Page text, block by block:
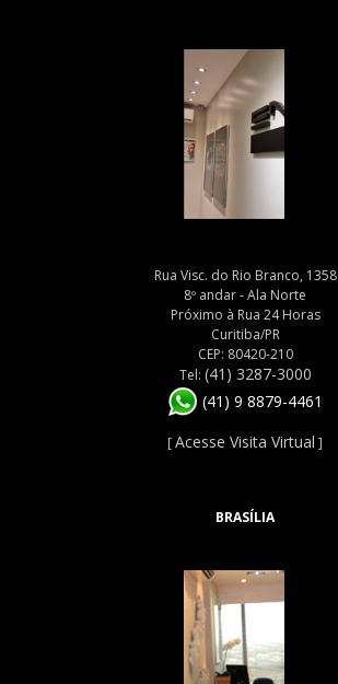
Rua Visc. do Rio Branco, 1358
8º andar - Ala Norte
Próximo à Rua 24 Horas
Curitiba/PR
CEP: 80420-210
Tel: (41) 3287-3000
(41) 9 8879-4461
[Acesse Visita Virtual ]
BRASÍLIA